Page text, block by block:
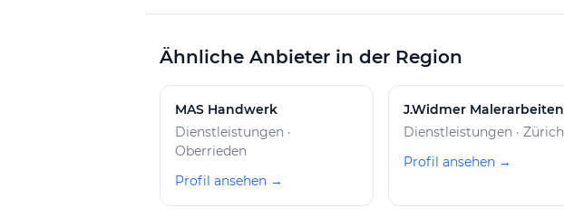
Ähnliche Anbieter in der Region
MAS Handwerk
Dienstleistungen ·
Oberrieden
Profil ansehen →
J.Widmer Malerarbeiten
Dienstleistungen · Zürich
Profil ansehen →